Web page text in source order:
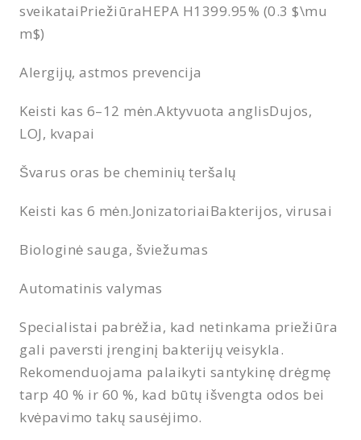
sveikataiPriežiūraHEPA H1399.95% (0.3 $\mu
m$)
Alergijų, astmos prevencija
Keisti kas 6–12 mėn.Aktyvuota anglisDujos,
LOJ, kvapai
Švarus oras be cheminių teršalų
Keisti kas 6 mėn.JonizatoriaiBakterijos, virusai
Biologinė sauga, šviežumas
Automatinis valymas
Specialistai pabrėžia, kad netinkama priežiūra
gali paversti įrenginį bakterijų veisykla.
Rekomenduojama palaikyti santykinę drėgmę
tarp 40 % ir 60 %, kad būtų išvengta odos bei
kvėpavimo takų sausėjimo.